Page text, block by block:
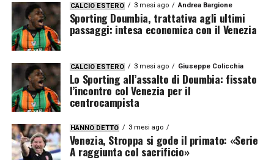
CALCIO ESTERO 3 mesi ago Andrea Bargione
Sporting Doumbia, trattativa agli ultimi
passaggi: intesa economica con il Venezia
CALCIO ESTERO 3 mesi ago Giuseppe Colicchia
Lo Sporting all’assalto di Doumbia: fissato
l’incontro col Venezia per il
centrocampista
HANNO DETTO 3 mesi ago
Venezia, Stroppa si gode il primato: «Serie
A raggiunta col sacrificio»